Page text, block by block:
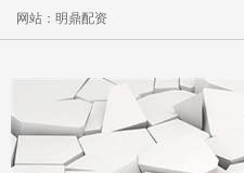
网站：明鼎配资